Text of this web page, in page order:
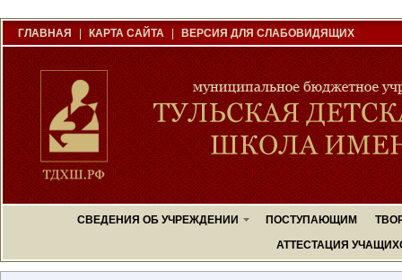
ГЛАВНАЯ КАРТА САЙТА ВЕРСИЯ ДЛЯ СЛАБОВИДЯЩИХ
СВЕДЕНИЯ ОБ УЧРЕЖДЕНИИ ПОСТУПАЮЩИМ
АТТЕСТАЦИЯ